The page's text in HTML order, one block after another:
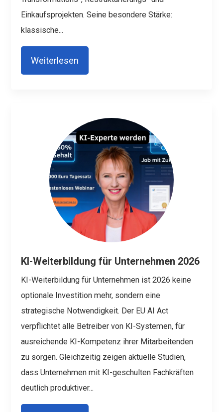
Einkaufsprojekten. Seine besondere Stärke:
klassische...
Weiterlesen
KI-Weiterbildung für Unternehmen 2026
KI-Weiterbildung für Unternehmen ist 2026 keine
optionale Investition mehr, sondern eine
strategische Notwendigkeit. Der EU AI Act
verpflichtet alle Betreiber von KI-Systemen, für
ausreichende KI-Kompetenz ihrer Mitarbeitenden
zu sorgen. Gleichzeitig zeigen aktuelle Studien,
dass Unternehmen mit KI-geschulten Fachkräften
deutlich produktiver...